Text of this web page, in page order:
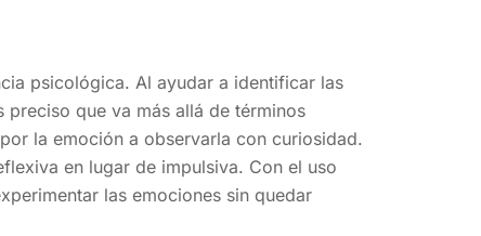
psicológica. Al ayudar a identificar las
que va más allá de términos
la emoción a observarla con curiosidad.
en lugar de impulsiva. Con el uso
las emociones sin quedar